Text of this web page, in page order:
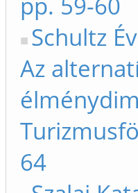
Schultz
Az
64